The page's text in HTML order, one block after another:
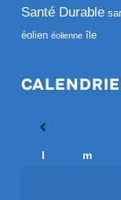
Santé Durable
éolien éolienne île
l m